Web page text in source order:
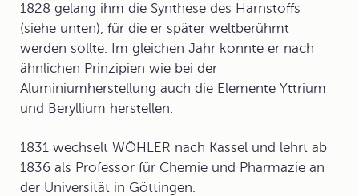
1828 gelang ihm die Synthese des Harnstoffs
(siehe unten), für die er später weltberühmt
werden sollte. Im gleichen Jahr konnte er nach
ähnlichen Prinzipien wie bei der
Aluminiumherstellung auch die Elemente Yttrium
und Beryllium herstellen.
1831 wechselt WÖHLER nach Kassel und lehrt ab
1836 als Professor für Chemie und Pharmazie an
der Universität in Göttingen.